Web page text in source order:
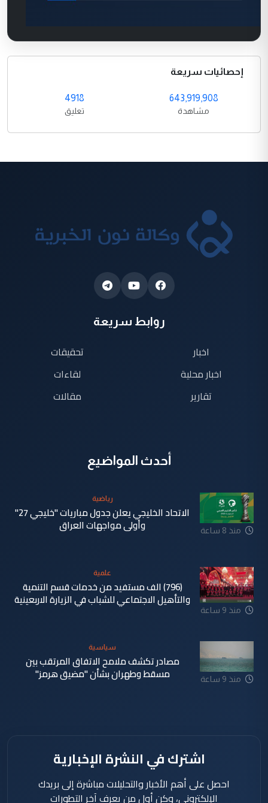
إحصائيات سريعة
643,919,908
مشاهدة
4918
تعليق
روابط سريعة
اخبار
اخبار محلية
تقارير
تحقيقات
لقاءات
مقالات
أحدث المواضيع
منذ 8 ساعة
رياضية
الاتحاد الخليجي يعلن جدول مباريات "خليجي 27"
وأولى مواجهات العراق
منذ 9 ساعة
علمية
(796) الف مستفيد من خدمات قسم التنمية
والتأهيل الاجتماعي للشباب في الزيارة الاربعينية
منذ 9 ساعة
سياسية
مصادر تكشف ملامح الاتفاق المرتقب بين
مسقط وطهران بشأن "مضيق هرمز"
اشترك في النشرة الإخبارية
احصل على أهم الأخبار والتحليلات مباشرة إلى بريدك
الإلكتروني، وكن أول من يعرف آخر التطورات